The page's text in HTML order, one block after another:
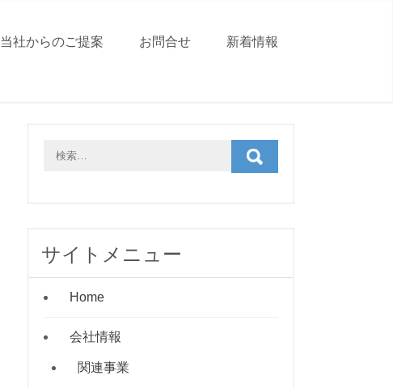
当社からのご提案 お問合せ 新着情報
サイトメニュー
Home
会社情報
関連事業